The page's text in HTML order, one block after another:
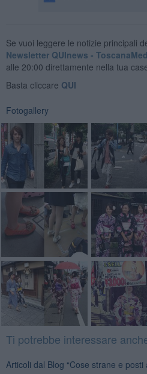
Se vuoi leggere le notizie principali
Newsletter QUInews -
alle 20:00 direttamente nella tua
Basta cliccare QUI
Fotogallery
Ti potrebbe interessare
Articoli dal Blog “Cose strane e posti